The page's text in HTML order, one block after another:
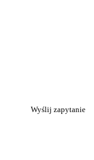
Wyślij zapytanie